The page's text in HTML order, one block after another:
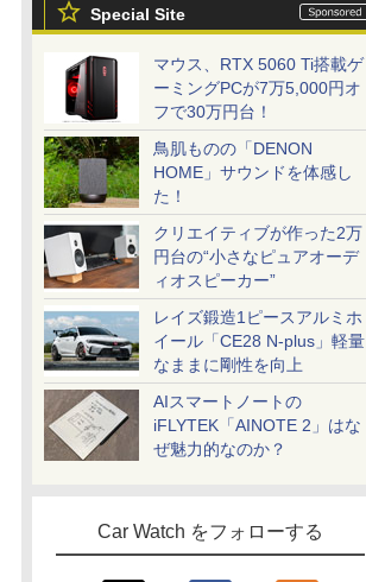
Special Site
マウス、RTX 5060 Ti搭載ゲ
ーミングPCが7万5,000円オ
フで30万円台！
鳥肌ものの「DENON
HOME」サウンドを体感し
た！
クリエイティブが作った2万
円台の“小さなピュアオーデ
ィオスピーカー”
レイズ鍛造1ピースアルミホ
イール「CE28 N-plus」軽量
なままに剛性を向上
AIスマートノートの
iFLYTEK「AINOTE 2」はな
ぜ魅力的なのか？
Car Watch をフォローする